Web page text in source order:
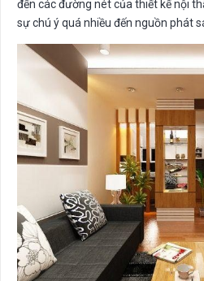
đến các đường nét của thiết kế nội
sự chú ý quá nhiều đến nguồn phát